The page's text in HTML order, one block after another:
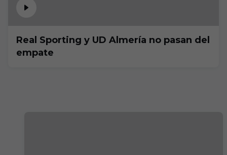
Real Sporting y UD Almería no pasan del
empate